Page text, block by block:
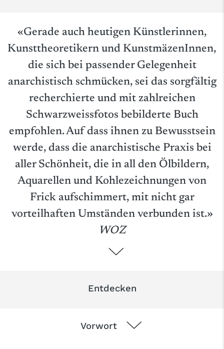
«Gerade auch heutigen Künstlerinnen,
Kunsttheoretikern und KunstmäzenInnen,
die sich bei passender Gelegenheit
anarchistisch schmücken, sei das sorgfältig
recherchierte und mit zahlreichen
Schwarzweissfotos bebilderte Buch
empfohlen. Auf dass ihnen zu Bewusstsein
werde, dass die anarchistische Praxis bei
aller Schönheit, die in all den Ölbildern,
Aquarellen und Kohlezeichnungen von
Frick aufschimmert, mit nicht gar
vorteilhaften Umständen verbunden ist.»
WOZ
Entdecken
Vorwort